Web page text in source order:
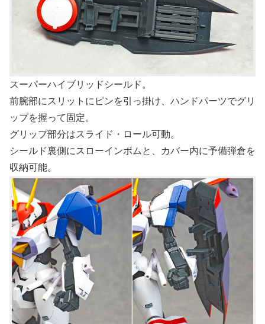
スーパーハイブリッドシールド。
前腕部にスリットにピンを引っ掛け、ハンドパーツでグリ
ップを握って固定。
グリップ部分はスライド・ロール可動。
シールド裏側にスローインボムと、カバー内に予備弾倉を
収納可能。